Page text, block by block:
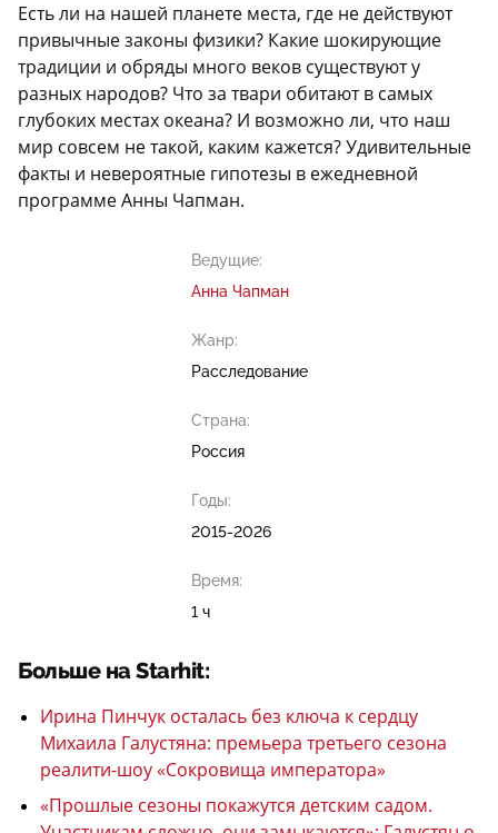
Есть ли на нашей планете места, где не действуют
привычные законы физики? Какие шокирующие
традиции и обряды много веков существуют у
разных народов? Что за твари обитают в самых
глубоких местах океана? И возможно ли, что наш
мир совсем не такой, каким кажется? Удивительные
факты и невероятные гипотезы в ежедневной
программе Анны Чапман.
Ведущие:
Анна Чапман
Жанр:
Расследование
Страна:
Россия
Годы:
2015-2026
Время:
1 ч
Больше на Starhit:
Ирина Пинчук осталась без ключа к сердцу
Михаила Галустяна: премьера третьего сезона
реалити-шоу «Сокровища императора»
«Прошлые сезоны покажутся детским садом.